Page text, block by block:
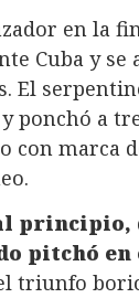
en la
Cuba y
El
ponchó a
con marca
principio,
pitchó en
triunfo